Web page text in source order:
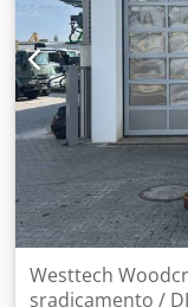
attacco 15.000,00
Verachtert Perni Ø
445 2.000,00 €
80/80 465 333
Disponibili anche
Aoxhdh Sohujk
48 65/65 253 370
€ SWA 48 80/80
Westtech
sradicamento /